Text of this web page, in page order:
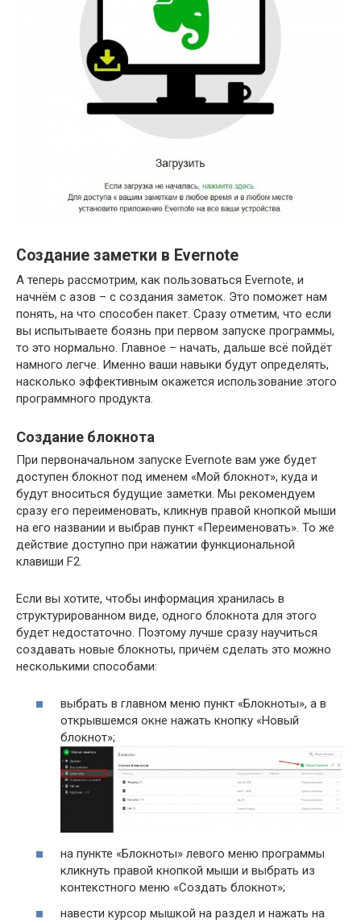
Создание заметки в Evernote
А теперь рассмотрим, как пользоваться Evernote, и
начнём с азов – с создания заметок. Это поможет нам
понять, на что способен пакет. Сразу отметим, что если
вы испытываете боязнь при первом запуске программы,
то это нормально. Главное – начать, дальше всё пойдёт
намного легче. Именно ваши навыки будут определять,
насколько эффективным окажется использование этого
программного продукта.
Создание блокнота
При первоначальном запуске Evernote вам уже будет
доступен блокнот под именем «Мой блокнот», куда и
будут вноситься будущие заметки. Мы рекомендуем
сразу его переименовать, кликнув правой кнопкой мыши
на его названии и выбрав пункт «Переименовать». То же
действие доступно при нажатии функциональной
клавиши F2.
Если вы хотите, чтобы информация хранилась в
структурированном виде, одного блокнота для этого
будет недостаточно. Поэтому лучше сразу научиться
создавать новые блокноты, причём сделать это можно
несколькими способами:
выбрать в главном меню пункт «Блокноты», а в
открывшемся окне нажать кнопку «Новый
блокнот»;
на пункте «Блокноты» левого меню программы
кликнуть правой кнопкой мыши и выбрать из
контекстного меню «Создать блокнот»;
навести курсор мышкой на раздел и нажать на